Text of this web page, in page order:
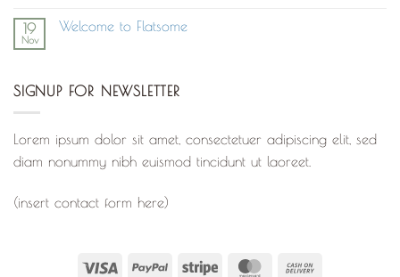
Allez,
monde !
19
Nov
Welcome to Flatsome
to
SIGNUP FOR NEWSLETTER
Lorem ipsum dolor sit amet, consectetuer adipiscing elit, sed
diam nonummy nibh euismod tincidunt ut laoreet.
(insert contact form here)
Visa PayPal Stripe MasterCard